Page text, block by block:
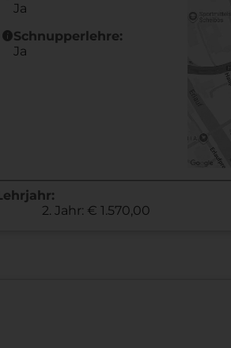
Ja
infoSchnupperlehre:
Ja
2. Jahr: € 1.570,00